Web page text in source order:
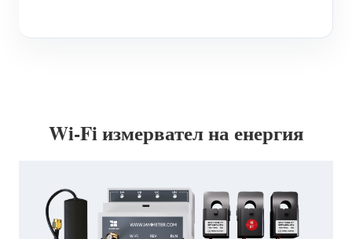
Wi-Fi измервател на енергия